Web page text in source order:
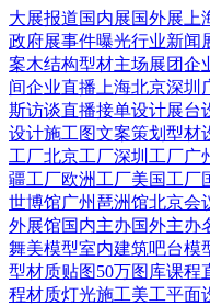
大展报道国内展国外展 上
政府展事件曝光行业新闻
案木结构型材主场展团企
间企业直播 上海北京深圳
斯访谈直播接单设计展台
设计施工图文案策划 型材
工厂北京工厂深圳工厂广
疆工厂欧洲工厂美国工厂
世博馆广州琶洲馆北京会
外展馆国内主办国外主办
舞美模型室内建筑吧台模
型材质贴图50万图库课程
程材质灯光施工美工平面